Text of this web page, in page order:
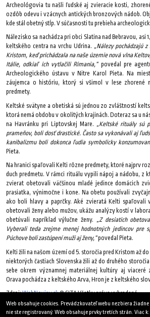
Archeológovia tu našli ľudské aj zvieracie kosti,
ozdôb odevu i vzácnych antických bronzových nádob.
kde stál obetný stĺp. V súčasnosti tu prebieha
Nálezisko sa nachádza pri obci Slatina nad Bebravou, asi
keltského centra na vrchu Udrina. „Nálezy pochádzajú
Kristom, keď prichádzala na naše územie nová vlna
Itálie, odkiaľ ich vytlačili Rimania,“ povedal pre
Archeologického ústavu v Nitre Karol Pieta. Na
záujemca o históriu, ktorý si všimol v lese zhorené
predmety.
Keltské svätyne a obetiská sú jednou zo zvláštností
ktorá nemá obdobu v okolitých krajinách. Doteraz sa u
na Havránku pri Liptovskej Mare. „Keltské rituály sú
prameňov, boli dosť drastické. Často sa vykonávali aj
kanibalizmu boli dokonca ľudia symbolicky
Pieta.
Na hranici spaľovali Kelti rôzne predmety, ktoré najprv
duch predmetu. V rámci rituálu vypili nápoj a nádobu, z
zvierat obetovali väčšinou mladé jedince domácich
prasiatka, výnimočne i kone. Na obetu používali
ako boli hlavy a paprčky. Aké zvieratá Kelti spaľovali
obetovali ženy alebo mužov, ukážu analýzy kostí v
obetúvali napríklad výlučne ženy. „Z desiatich
Vyberali teda zrejme menej hodnotných jedincov pre
Púchove boli zastúpení muži aj ženy,“povedal Pieta.
Kelti žili na našom území od 5. storočia pred Kristom až
niektorých častiach Slovenska žili až do druhého
sebe okrem významnej materiálnej kultúry aj viaceré
Orava pochádza z keltského Arva, Hron je z keltského
Zdroj:WebNoviny.sk© SITA Všetky práva vyhradené.
Web obsahuje cookies. Prevádzkovateľ webu nezbiera
nie ste registrovaný. Web obsahuje prvky tretích strán. Viac k: